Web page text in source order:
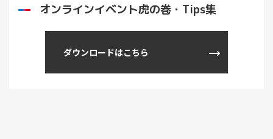
オンラインイベント虎の巻・Tips集
ダウンロードはこちら